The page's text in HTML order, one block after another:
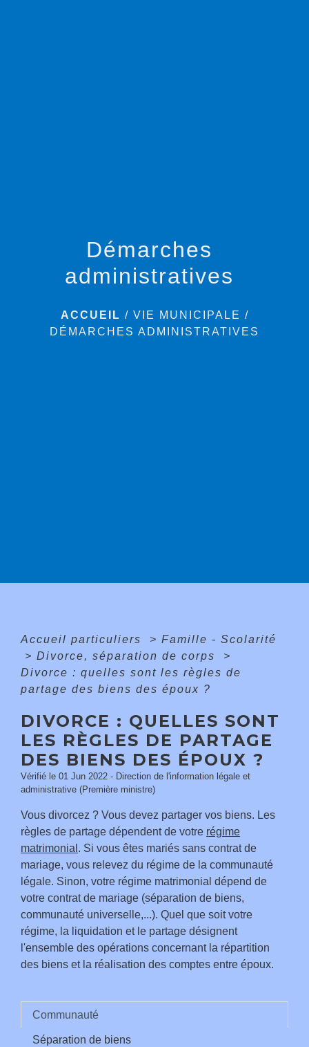
Démarches
administratives
ACCUEIL / VIE MUNICIPALE /
DÉMARCHES ADMINISTRATIVES
Accueil particuliers > Famille - Scolarité
> Divorce, séparation de corps
>
Divorce : quelles sont les règles de
partage des biens des époux ?
DIVORCE : QUELLES SONT
LES RÈGLES DE PARTAGE
DES BIENS DES ÉPOUX ?
Vérifié le 01 Jun 2022 - Direction de l'information légale et
administrative (Première ministre)
Vous divorcez ? Vous devez partager vos biens. Les
règles de partage dépendent de votre régime
matrimonial . Si vous êtes mariés sans contrat de
mariage, vous relevez du régime de la communauté
légale. Sinon, votre régime matrimonial dépend de
votre contrat de mariage (séparation de biens,
communauté universelle,...). Quel que soit votre
régime, la liquidation et le partage désignent
l'ensemble des opérations concernant la répartition
des biens et la réalisation des comptes entre époux.
Communauté
Séparation de biens